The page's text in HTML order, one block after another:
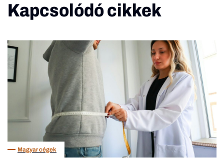
Kapcsolódó cikkek
Magyar cégek